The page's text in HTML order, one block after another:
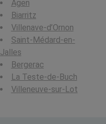
Agen
Biarritz
Villenave-d’Ornon
Saint-Médard-en-
Jalles
Bergerac
La Teste-de-Buch
Villeneuve-sur-Lot